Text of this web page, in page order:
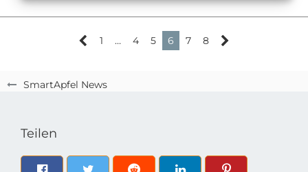
SmartApfel News
1 … 4 5 6 7 8
Teilen